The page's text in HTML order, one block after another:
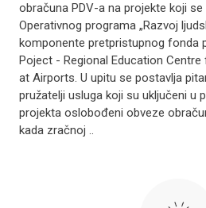
obračuna PDV-a na projekte koji
Operativnog programa „Razvoj
komponente pretpristupnog fonda
Poject - Regional Education Centre
at Airports. U upitu se postavlja
pružatelji usluga koji su uključeni u
projekta oslobođeni obveze
kada zračnoj ..